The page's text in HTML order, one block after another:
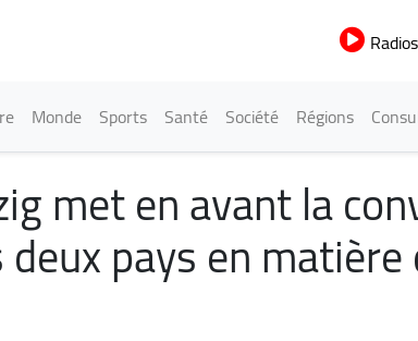
Radios
Monde Sports Santé Société Régions
met en avant la
pays en matière